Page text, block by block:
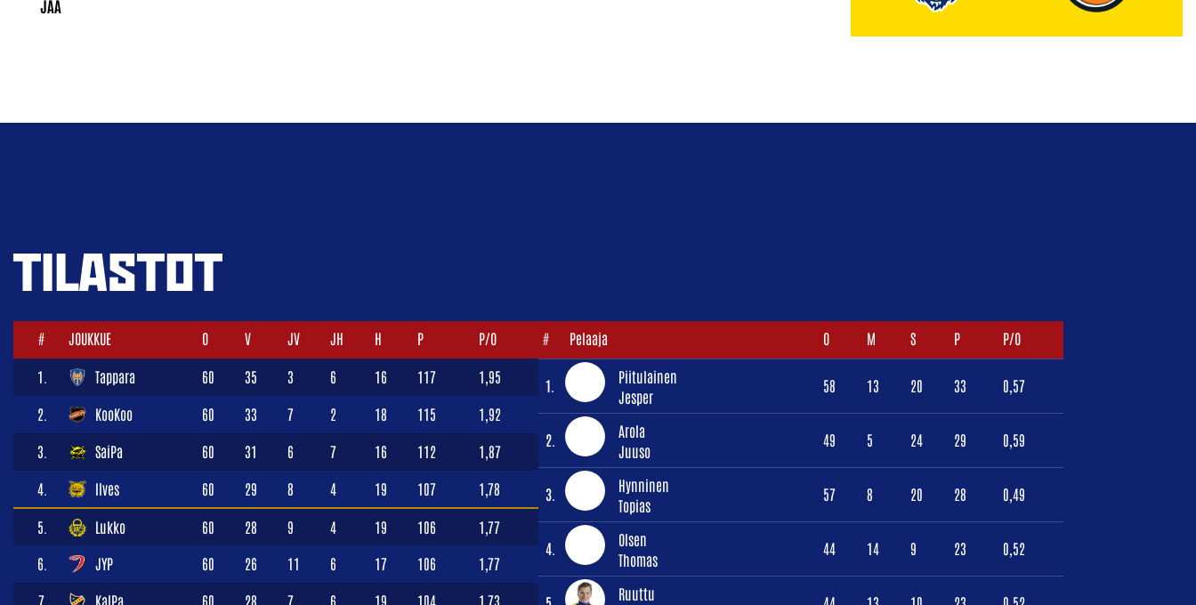
TILASTOT
# JOUKKUE O V JV JH H P P/O
1. Tappara 60 35 3 6 16 117 1,95
2. KooKoo 60 33 7 2 18 115 1,92
3. SaiPa 60 31 6 7 16 112 1,87
4. Ilves 60 29 8 4 19 107 1,78
5. Lukko 60 28 9 4 19 106 1,77
6. JYP 60 26 11 6 17 106 1,77
7. KalPa 60 28 7 6 19 104 1,73
# Pelaaja O M S P P/O
1.
Piitulainen
Jesper
58 13 20 33 0,57
2.
Arola
Juuso
49 5 24 29 0,59
3.
Hynninen
Topias
57 8 20 28 0,49
4.
Olsen
Thomas
44 14 9 23 0,52
Ruuttu